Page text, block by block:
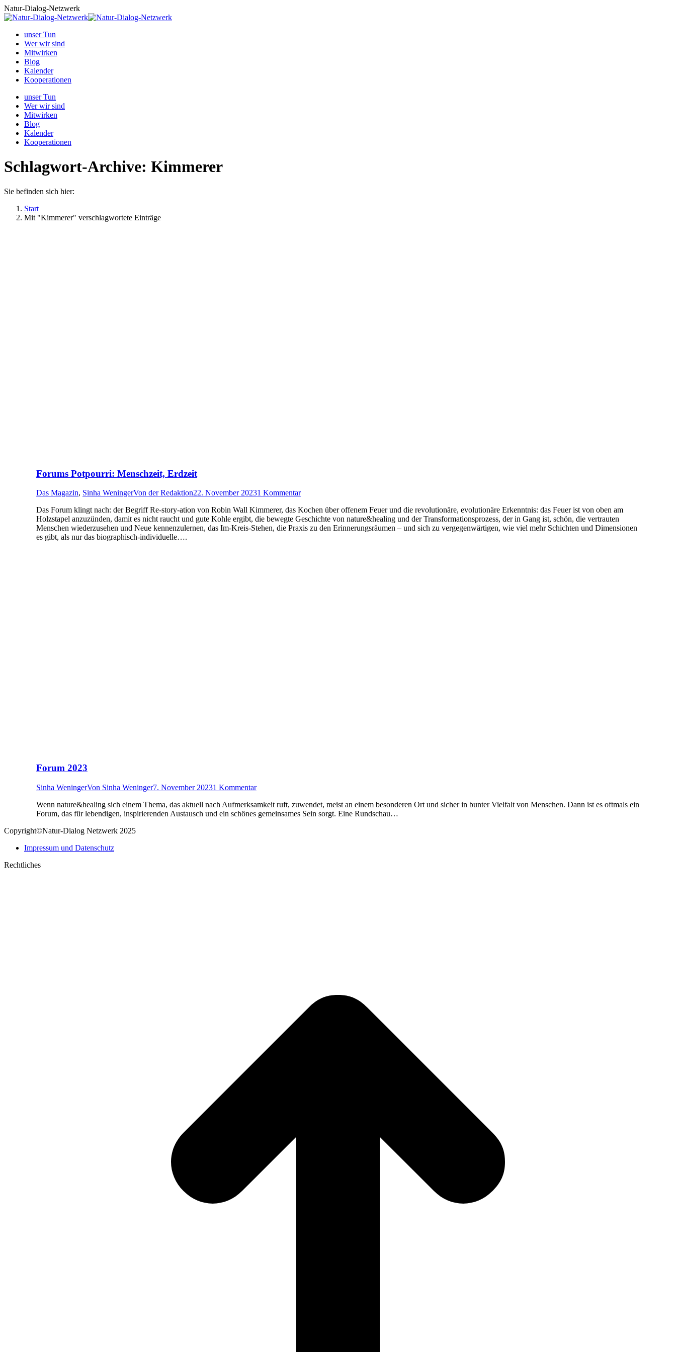
Zum
Inhalt
Natur-Dialog-Netzwerk
unser Tun
Wer wir sind
Mitwirken
Blog
Kalender
Kooperationen
unser Tun
Wer wir sind
Mitwirken
Blog
Kalender
Kooperationen
Schlagwort-Archive: Kimmerer
Sie befinden sich hier:
Start
Mit "Kimmerer" verschlagwortete Einträge
Forums Potpourri: Menschzeit, Erdzeit
Das Magazin, Sinha WeningerVon der Redaktion22. November 20231 Kommentar
Das Forum klingt nach: der Begriff Re-story-ation von Robin Wall Kimmerer, das Kochen über offenem Feuer und die revolutionäre, evolutionäre Erkenntnis: das Feuer ist von oben am
Holzstapel anzuzünden, damit es nicht raucht und gute Kohle ergibt, die bewegte Geschichte von nature&healing und der Transformationsprozess, der in Gang ist, schön, die vertrauten
Menschen wiederzusehen und Neue kennenzulernen, das Im-Kreis-Stehen, die Praxis zu den Erinnerungsräumen – und sich zu vergegenwärtigen, wie viel mehr Schichten und Dimensionen
es gibt, als nur das biographisch-individuelle….
Forum 2023
Sinha WeningerVon Sinha Weninger7. November 20231 Kommentar
Wenn nature&healing sich einem Thema, das aktuell nach Aufmerksamkeit ruft, zuwendet, meist an einem besonderen Ort und sicher in bunter Vielfalt von Menschen. Dann ist es oftmals ein
Forum, das für lebendigen, inspirierenden Austausch und ein schönes gemeinsames Sein sorgt. Eine Rundschau…
Copyright©Natur-Dialog Netzwerk 2025
Impressum und Datenschutz
Rechtliches